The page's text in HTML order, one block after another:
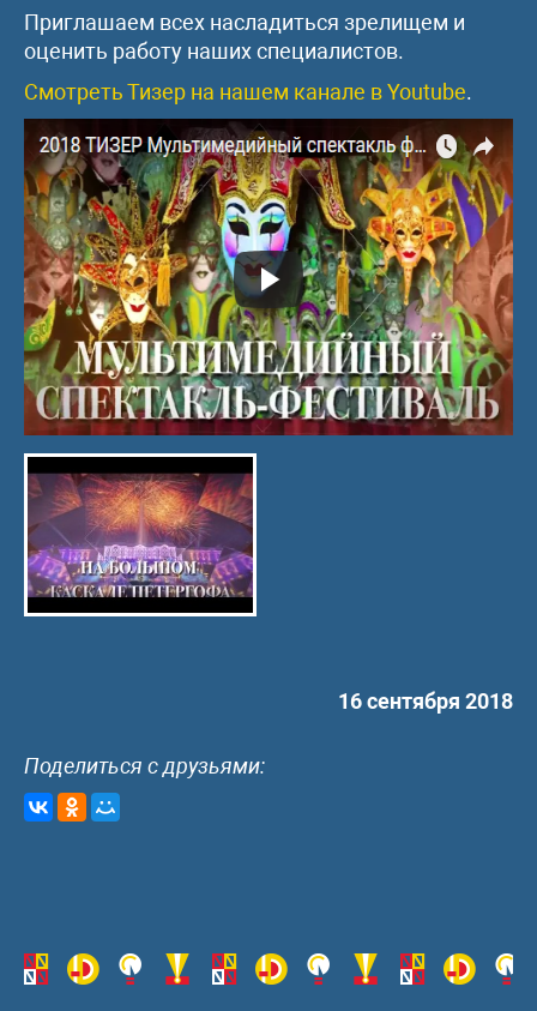
Приглашаем всех насладиться зрелищем и
оценить работу наших специалистов.
Смотреть Тизер на нашем канале в Youtube.
16 сентября 2018
Поделиться с друзьями: